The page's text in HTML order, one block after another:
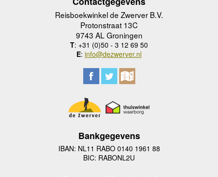
Reisboekwinkel de Zwerver B.V.
Protonstraat 13C
9743 AL Groningen
T: +31 (0)50 - 3 12 69 50
E: info@dezwerver.nl
Bankgegevens
IBAN: NL11 RABO 0140 1961 88
BIC: RABONL2U